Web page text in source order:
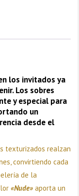
los invitados ya
Los sobres
y especial para
un
desde el
texturizados realzan
convirtiendo cada
de la
«Nude»aporta un